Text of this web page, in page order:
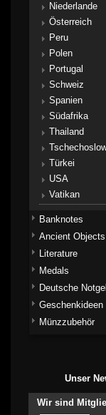
Niederlande
Österreich
Peru
Polen
Portugal
Schweiz
Spanien
Südafrika
Thailand
Türkei
USA
Vatikan
Banknotes
Ancient Objects
Literature
Medals
Deutsche
Geschenkideen
Münzzubehör
Unser
Wir sind